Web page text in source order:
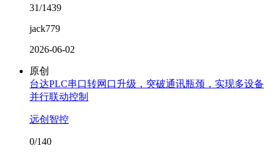
31/1439
jack779
2026-06-02
原创
台达PLC串口转网口升级，突破通讯瓶颈，实现多设备
并行联动控制
远创智控
0/140